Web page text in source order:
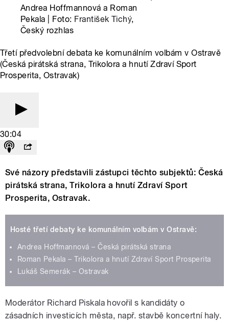
Andrea Hoffmannová a Roman
Pekala | Foto: František Tichý,
Český rozhlas
Třetí předvolební debata ke komunálním volbám v Ostravě
(Česká pirátská strana, Trikolora a hnutí Zdraví Sport
Prosperita, Ostravak)
30:04
Své názory představili zástupci těchto subjektů: Česká
pirátská strana, Trikolora a hnutí Zdraví Sport
Prosperita, Ostravak.
Hosté třetí debaty ke komunálním volbám v Ostravě:
Andrea Hoffmannová – Česká pirátská strana
Roman Pekala – Trikolora a hnutí Zdraví Sport Prosperita
Lukáš Semerák – Ostravak
Moderátor Richard Piskala hovořil s kandidáty o
zásadních investicích města, např. stavbě koncertní haly.